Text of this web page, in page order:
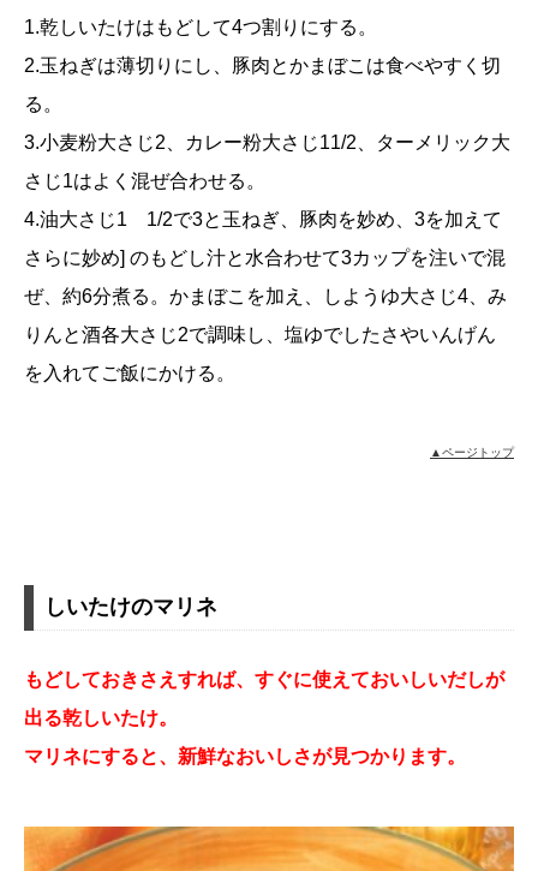
1.乾しいたけはもどして4つ割りにする。
2.玉ねぎは薄切りにし、豚肉とかまぼこは食べやすく切
る。
3.小麦粉大さじ2、カレー粉大さじ11/2、ターメリック大
さじ1はよく混ぜ合わせる。
4.油大さじ1 1/2で3と玉ねぎ、豚肉を妙め、3を加えて
さらに妙め] のもどし汁と水合わせて3カップを注いで混
ぜ、約6分煮る。かまぼこを加え、しようゆ大さじ4、み
りんと酒各大さじ2で調味し、塩ゆでしたさやいんげん
を入れてご飯にかける。
▲ページトップ
しいたけのマリネ
もどしておきさえすれば、すぐに使えておいしいだしが
出る乾しいたけ。
マリネにすると、新鮮なおいしさが見つかります。